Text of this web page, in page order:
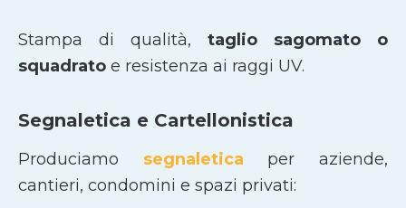
Stampa di qualità, taglio sagomato
o
squadrato e resistenza ai raggi UV.
Segnaletica e Cartellonistica
Produciamo segnaletica per aziende,
cantieri, condomini e spazi privati: